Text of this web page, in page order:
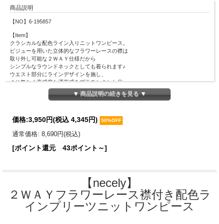
商品説明
【NO】6-195857
【Item】
クラシカルな配色ライン入りニットワンピース。
ビジューを用いた立体的なフラワーレースの襟は
取り外し可能な２ＷＡＹ仕様だから
シンプルなラウンドネックとしても着られます♪
ウエスト部分にラインデザインを施し、
さり気なく高感度な洒落感をプラスしました◎
プリーツ風加工の王道フィット＆フレアシルエットで
レディライクにスタイルＵＰ見えしてくれます。
本体：レーヨン78％、ナイロン19％、ポリウレタン3％
総丈：115cm
ウエスト周囲：66～86cm
※ファスナーなし
【Color】#49 オフホワイト/ #01 ベージュ/ #52 ラベンダー/ #05 ブラック
▼ 商品説明の続きを見る ▼
価格:3,950円(税込 4,345円) 50%OFF
通常価格: 8,690円(税込)
[ポイント還元 43ポイント～]
【necely】
２ＷＡＹフラワーレース襟付き配色ラ
インプリーツニットワンピース